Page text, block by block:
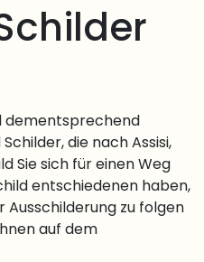
dementsprechend
die nach Assisi,
Sie sich für einen Weg
entschiedenen haben,
zu folgen
auf dem